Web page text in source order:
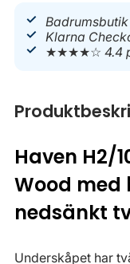
Klarna
★★★★☆4.4
Haven H2/
Wood med
nedsänkt
Underskåpet har